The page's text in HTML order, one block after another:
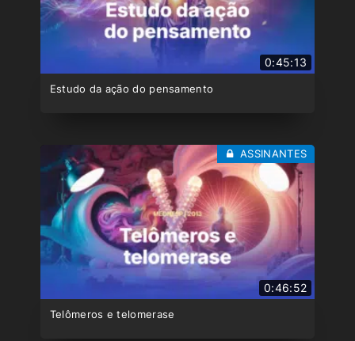
0:45:13
Estudo da ação do pensamento
0:46:52
Telômeros e telomerase
ASSINANTES